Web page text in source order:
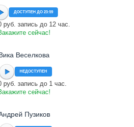
ДОСТУПЕН ДО 23:59
руб. запись до 12 час.
сейчас!
Веселкова
НЕДОСТУПЕН
руб. запись до 1 час.
сейчас!
Пузиков